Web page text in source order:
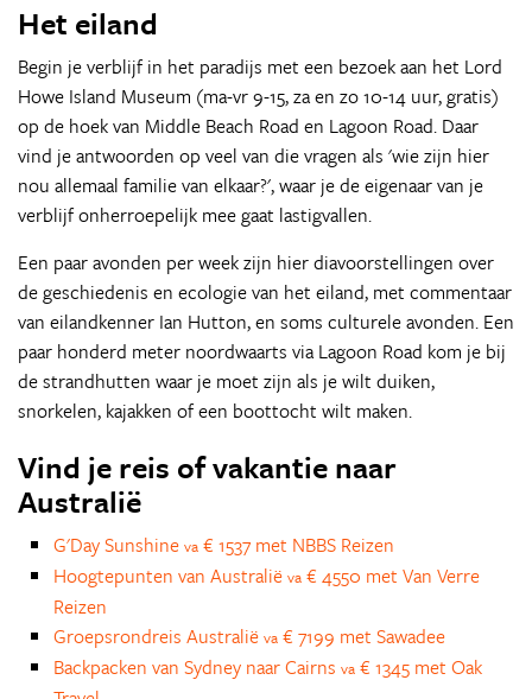
Het eiland
Begin je verblijf in het paradijs met een bezoek aan het Lord
Howe Island Museum (ma-vr 9-15, za en zo 10-14 uur, gratis)
op de hoek van Middle Beach Road en Lagoon Road. Daar
vind je antwoorden op veel van die vragen als 'wie zijn hier
nou allemaal familie van elkaar?', waar je de eigenaar van je
verblijf onherroepelijk mee gaat lastigvallen.
Een paar avonden per week zijn hier diavoorstellingen over
de geschiedenis en ecologie van het eiland, met commentaar
van eilandkenner Ian Hutton, en soms culturele avonden. Een
paar honderd meter noordwaarts via Lagoon Road kom je bij
de strandhutten waar je moet zijn als je wilt duiken,
snorkelen, kajakken of een boottocht wilt maken.
Vind je reis of vakantie naar
Australië
G'Day Sunshine va € 1537 met NBBS Reizen
Hoogtepunten van Australië va € 4550 met Van Verre
Reizen
Groepsrondreis Australië va € 7199 met Sawadee
Backpacken van Sydney naar Cairns va € 1345 met Oak